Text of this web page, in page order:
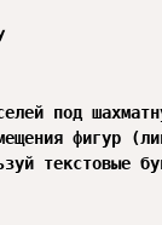
под
фигур
текстовые